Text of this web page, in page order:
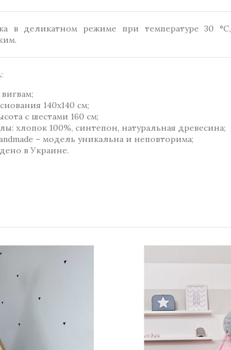
в деликатном режиме при температуре 30 °C,
140х140 см;
с шестами 160 см;
хлопок 100%, синтепон, натуральная древесина;
– модель уникальна и неповторима;
в Украине.